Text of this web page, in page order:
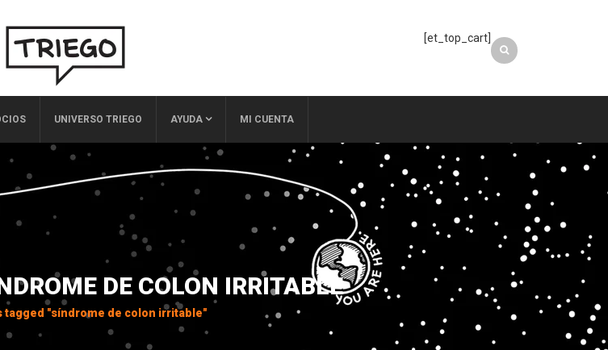
[et_top_cart]
UNIVERSO TRIEGO AYUDA MI CUENTA
DE COLON IRRITABLE
tagged "síndrome de colon irritable"